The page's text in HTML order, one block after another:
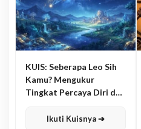
KUIS: Seberapa Leo Sih
Kamu? Mengukur
Tingkat Percaya Diri dan
Ikuti Kuisnya ➔